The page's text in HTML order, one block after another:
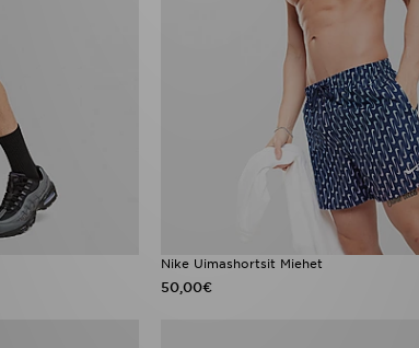
Nike Uimashortsit Miehet
50,00€